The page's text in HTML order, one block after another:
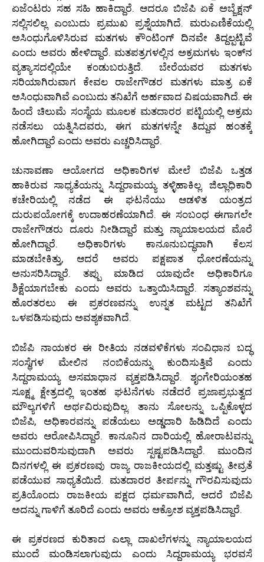
ಏಜೆಂಟರು ಸಹ ಸಹಿ ಹಾಕಿದ್ದಾರೆ. ಆದರೂ ಬಿಜೆಪಿ ಏಕೆ ಅಬ್ಜೆಕ್ಷನ್
ಸಲ್ಲಿಸಲಿಲ್ಲ ಎಂಬುದು ಪ್ರಮುಖ ಪ್ರಶ್ನೆಯಾಗಿದೆ. ಮರುಎಣಿಕೆಯಲ್ಲಿ
ಅಸಿಂಧುಗೊಳಿಸಿರುವ ಮತಗಳು ಕೌಂಟಿಂಗ್ ದಿನವೇ ತಿದ್ದಲ್ಪಟ್ಟಿವೆ
ಎಂದು ಅವರು ಹೇಳಿದ್ದಾರೆ. ಮತಪತ್ರಗಳಲ್ಲಿನ ಅಕ್ರಮಗಳು ಇಂಕ್‌ನ
ವ್ಯತ್ಯಾಸದಲ್ಲಿಯೇ ಕಂಡುಬರುತ್ತಿದೆ. ಬೇರೆಯವರ ಮತಗಳು
ಸರಿಯಾಗಿರುವಾಗ ಕೇವಲ ರಾಜೇಗೌಡರ ಮತಗಳು ಮಾತ್ರ ಏಕೆ
ಅಸಿಂಧುವಾಗಿವೆ ಎಂಬುದು ತನಿಖೆಗೆ ಅರ್ಹವಾದ ವಿಷಯವಾಗಿದೆ. ಈ
ಹಿಂದೆ ಚಿಲುಮೆ ಸಂಸ್ಥೆಯ ಮೂಲಕ ಮತದಾರರ ಪಟ್ಟಿಯಲ್ಲಿ ಅಕ್ರಮ
ನಡೆಸಲು ಯತ್ನಿಸಿದವರು, ಈಗ ಮತಗಳನ್ನೇ ತಿದ್ದುವ ಹಂತಕ್ಕೆ
ಹೋಗಿದ್ದಾರೆ ಎಂದು ಅವರು ಎಚ್ಚರಿಸಿದ್ದಾರೆ.
ಚುನಾವಣಾ ಆಯೋಗದ ಅಧಿಕಾರಿಗಳ ಮೇಲೆ ಬಿಜೆಪಿ ಒತ್ತಡ
ಹಾಕಿರುವ ಸಾಧ್ಯತೆಯನ್ನು ಸಿದ್ದರಾಮಯ್ಯ ತಳ್ಳಿಹಾಕಿಲ್ಲ. ಜಿಲ್ಲಾಧಿಕಾರಿ
ಕಚೇರಿಯಲ್ಲಿ ನಡೆದ ಈ ಘಟನೆಯು ಆಡಳಿತ ಯಂತ್ರದ
ದುರುಪಯೋಗಕ್ಕೆ ಉದಾಹರಣೆಯಾಗಿದೆ. ಈ ಸಂಬಂಧ ಈಗಾಗಲೇ
ರಾಜೇಗೌಡರು ದೂರು ನೀಡಿದ್ದಾರೆ ಮತ್ತು ನ್ಯಾಯಾಲಯದ ಮೊರೆ
ಹೋಗಿದ್ದಾರೆ. ಅಧಿಕಾರಿಗಳು ಕಾನೂನುಬದ್ಧವಾಗಿ ಕೆಲಸ
ಮಾಡಬೇಕಿತ್ತು, ಆದರೆ ಅವರು ಪಕ್ಷಪಾತ ಧೋರಣೆಯನ್ನು
ಅನುಸರಿಸಿದ್ದಾರೆ. ತಪ್ಪು ಮಾಡಿದ ಯಾವುದೇ ಅಧಿಕಾರಿಗೂ
ಶಿಕ್ಷೆಯಾಗಬೇಕು ಎಂದು ಅವರು ಒತ್ತಾಯಿಸಿದ್ದಾರೆ. ಸತ್ಯಾಂಶವನ್ನು
ಹೊರತರಲು ಈ ಪ್ರಕರಣವನ್ನು ಉನ್ನತ ಮಟ್ಟದ ತನಿಖೆಗೆ
ಒಳಪಡಿಸುವುದು ಅವಶ್ಯಕವಾಗಿದೆ.
ಬಿಜೆಪಿ ನಾಯಕರ ಈ ರೀತಿಯ ನಡವಳಿಕೆಗಳು ಸಂವಿಧಾನ ಬದ್ಧ
ಸಂಸ್ಥೆಗಳ ಮೇಲಿನ ನಂಬಿಕೆಯನ್ನು ಕುಂದಿಸುತ್ತಿವೆ ಎಂದು
ಸಿದ್ದರಾಮಯ್ಯ ಅಸಮಾಧಾನ ವ್ಯಕ್ತಪಡಿಸಿದ್ದಾರೆ. ಶೃಂಗೇರಿಯಂತಹ
ಸೂಕ್ಷ್ಮ ಕ್ಷೇತ್ರದಲ್ಲಿ ಇಂತಹ ಘಟನೆಗಳು ನಡೆದರೆ ಪ್ರಜಾಪ್ರಭುತ್ವದ
ಮೌಲ್ಯಗಳಿಗೆ ಅರ್ಥವಿರುವುದಿಲ್ಲ. ತಾನು ಸೋಲನ್ನು ಒಪ್ಪಿಕೊಳ್ಳದ
ಬಿಜೆಪಿ, ಅಧಿಕಾರವನ್ನು ಪಡೆಯಲು ಅಡ್ಡದಾರಿ ಹಿಡಿದಿದೆ ಎಂದು
ಅವರು ಆರೋಪಿಸಿದ್ದಾರೆ. ಕಾನೂನಿನ ದಾರಿಯಲ್ಲಿ ಹೋರಾಟವನ್ನು
ಮುಂದುವರಿಸುವುದಾಗಿ ಅವರು ಸ್ಪಷ್ಟಪಡಿಸಿದ್ದಾರೆ. ಮುಂದಿನ
ದಿನಗಳಲ್ಲಿ ಈ ಪ್ರಕರಣವು ರಾಜ್ಯ ರಾಜಕೀಯದಲ್ಲಿ ಮತ್ತಷ್ಟು ತೀವ್ರತೆ
ಪಡೆಯುವ ಸಾಧ್ಯತೆಯಿದೆ. ಮತದಾರರ ತೀರ್ಪನ್ನು ಗೌರವಿಸುವುದು
ಪ್ರತಿಯೊಂದು ರಾಜಕೀಯ ಪಕ್ಷದ ಧರ್ಮವಾಗಿದೆ, ಆದರೆ ಬಿಜೆಪಿ
ಅದನ್ನು ಗಾಳಿಗೆ ತೂರಿದೆ ಎಂದು ಅವರು ಆಕ್ರೋಶ ವ್ಯಕ್ತಪಡಿಸಿದ್ದಾರೆ.
ಈ ಪ್ರಕರಣದ ಕುರಿತಾದ ಎಲ್ಲಾ ದಾಖಲೆಗಳನ್ನು ನ್ಯಾಯಾಲಯದ
ಮುಂದೆ ಮಂಡಿಸಲಾಗುವುದು ಎಂದು ಸಿದ್ದರಾಮಯ್ಯ ಭರವಸೆ